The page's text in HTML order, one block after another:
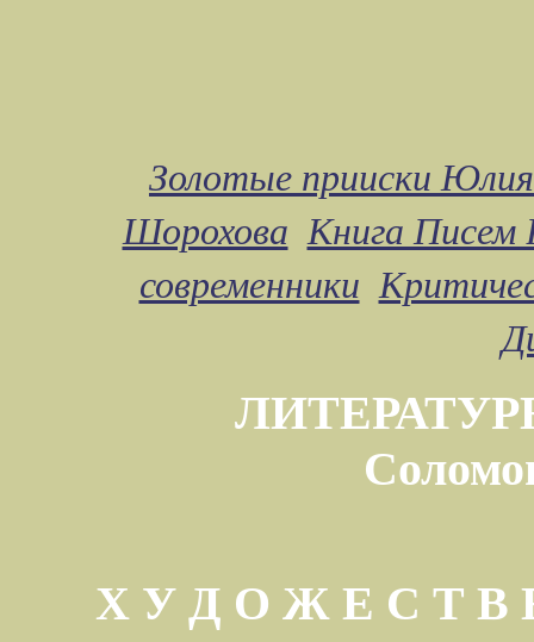
Золотые прииски
Шорохова Книга Писем
современники
Х У Д О Ж Е С Т